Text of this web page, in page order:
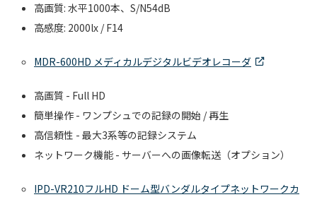
高画質: 水平1000本、S/N54dB
高感度: 2000lx / F14
MDR-600HD メディカルデジタルビデオレコーダ
高画質 - Full HD
簡単操作 - ワンプシュでの記録の開始 / 再生
高信頼性 - 最大3系等の記録システム
ネットワーク機能 - サーバーへの画像転送（オプション）
IPD-VR210フルHD ドーム型バンダルタイプネットワークカ